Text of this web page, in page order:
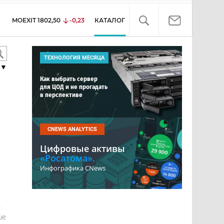
MOEXIT 1802,50 -0,23 КАТАЛОГ
▼
ТЕХНОЛОГИЯ МЕСЯЦА
Как выбрать сервер
для ЦОД и не прогадать
в перспективе
CNEWS ANALYTICS
Цифровые активы
«Росатома».
Инфографика CNews